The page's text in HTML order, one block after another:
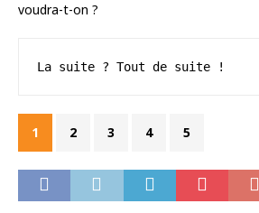
voudra-t-on ?
La suite ? Tout de suite !
1 2 3 4 5